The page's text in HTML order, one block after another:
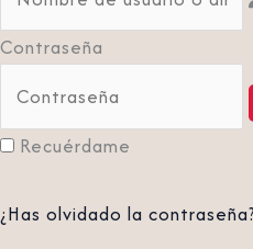
Contraseña
Recuérdame
¿Has olvidado la contraseña?